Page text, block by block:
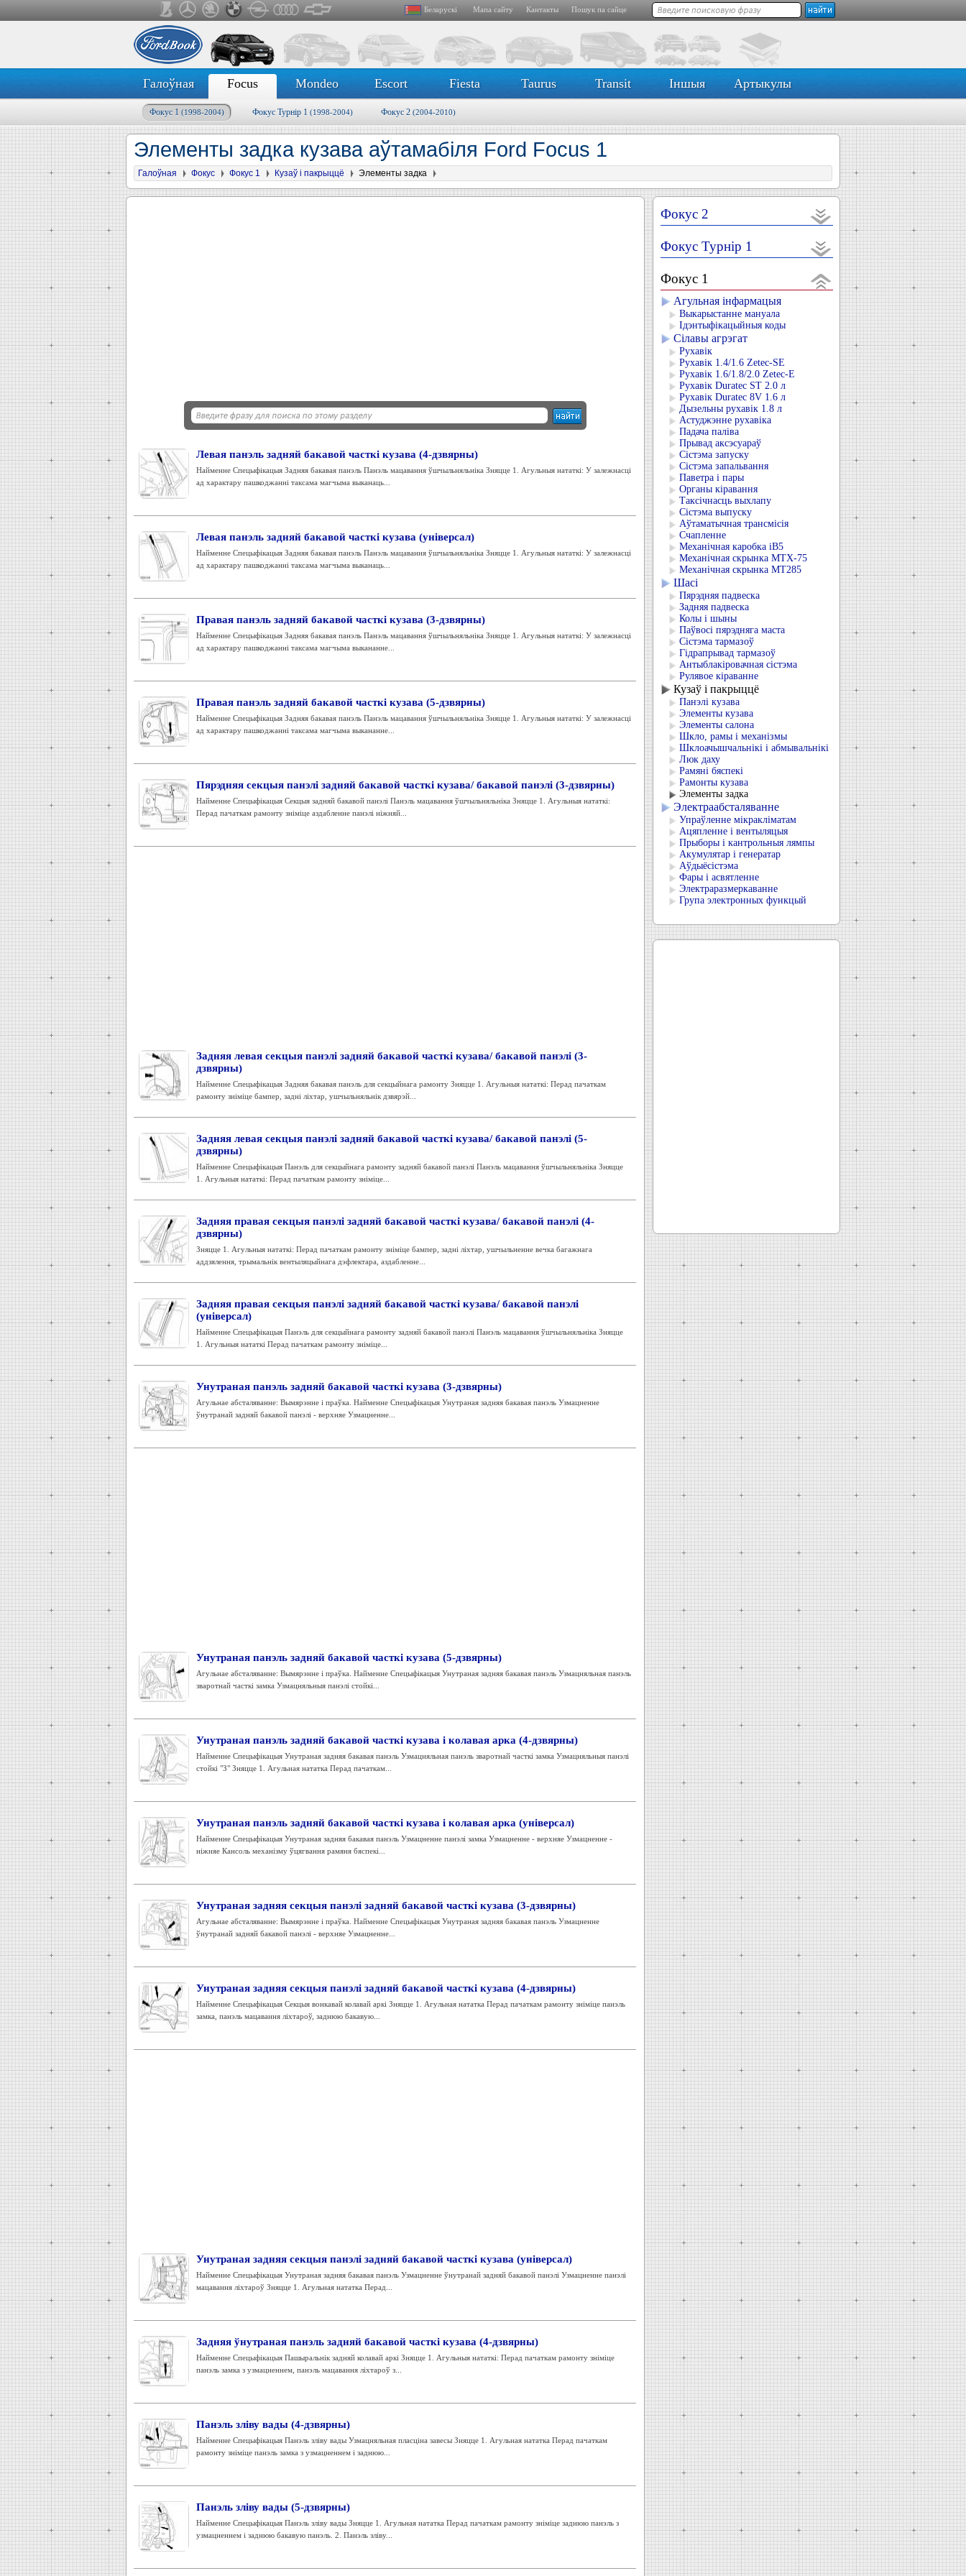
Беларускі Мапа сайту Кантакты Пошук па сайце
Галоўная Focus Mondeo Escort Fiesta Taurus Transit Іншыя Артыкулы
Фокус 1 (1998-2004) Фокус Турнір 1 (1998-2004) Фокус 2 (2004-2010)
Элементы задка кузава аўтамабіля Ford Focus 1
Галоўная Фокус Фокус 1 Кузаў і пакрыццё Элементы задка
Левая панэль задняй бакавой часткі кузава (4-дзвярны)
Найменне Спецыфікацыя Задняя бакавая панэль Панэль мацавання ўшчыльняльніка Зняцце 1. Агульныя нататкі: У залежнасці
ад характару пашкоджанні таксама магчыма выканаць...
Левая панэль задняй бакавой часткі кузава (універсал)
Найменне Спецыфікацыя Задняя бакавая панэль Панэль мацавання ўшчыльняльніка Зняцце 1. Агульныя нататкі: У залежнасці
ад характару пашкоджанні таксама магчыма выканаць...
Правая панэль задняй бакавой часткі кузава (3-дзвярны)
Найменне Спецыфікацыя Задняя бакавая панэль Панэль мацавання ўшчыльняльніка Зняцце 1. Агульныя нататкі: У залежнасці
ад характару пашкоджанні таксама магчыма выкананне...
Правая панэль задняй бакавой часткі кузава (5-дзвярны)
Найменне Спецыфікацыя Задняя бакавая панэль Панэль мацавання ўшчыльняльніка Зняцце 1. Агульныя нататкі: У залежнасці
ад характару пашкоджанні таксама магчыма выкананне...
Пярэдняя секцыя панэлі задняй бакавой часткі кузава/ бакавой панэлі (3-дзвярны)
Найменне Спецыфікацыя Секцыя задняй бакавой панэлі Панэль мацавання ўшчыльняльніка Зняцце 1. Агульныя нататкі:
Перад пачаткам рамонту зніміце аздабленне панэлі ніжняй...
Задняя левая секцыя панэлі задняй бакавой часткі кузава/ бакавой панэлі (3-
дзвярны)
Найменне Спецыфікацыя Задняя бакавая панэль для секцыйнага рамонту Зняцце 1. Агульныя нататкі: Перад пачаткам
рамонту зніміце бампер, задні ліхтар, ушчыльняльнік дзвярэй...
Задняя левая секцыя панэлі задняй бакавой часткі кузава/ бакавой панэлі (5-
дзвярны)
Найменне Спецыфікацыя Панэль для секцыйнага рамонту задняй бакавой панэлі Панэль мацавання ўшчыльняльніка Зняцце
1. Агульныя нататкі: Перад пачаткам рамонту зніміце...
Задняя правая секцыя панэлі задняй бакавой часткі кузава/ бакавой панэлі (4-
дзвярны)
Зняцце 1. Агульныя нататкі: Перад пачаткам рамонту зніміце бампер, задні ліхтар, ушчыльненне вечка багажнага
аддзялення, трымальнік вентыляцыйнага дэфлектара, аздабленне...
Задняя правая секцыя панэлі задняй бакавой часткі кузава/ бакавой панэлі
(універсал)
Найменне Спецыфікацыя Панэль для секцыйнага рамонту задняй бакавой панэлі Панэль мацавання ўшчыльняльніка Зняцце
1. Агульныя нататкі Перад пачаткам рамонту зніміце...
Унутраная панэль задняй бакавой часткі кузава (3-дзвярны)
Агульнае абсталяванне: Вымярэнне і праўка. Найменне Спецыфікацыя Унутраная задняя бакавая панэль Узмацненне
ўнутранай задняй бакавой панэлі - верхняе Узмацненне...
Унутраная панэль задняй бакавой часткі кузава (5-дзвярны)
Агульнае абсталяванне: Вымярэнне і праўка. Найменне Спецыфікацыя Унутраная задняя бакавая панэль Узмацняльная панэль
зваротнай часткі замка Узмацняльныя панэлі стойкі...
Унутраная панэль задняй бакавой часткі кузава і колавая арка (4-дзвярны)
Найменне Спецыфікацыя Унутраная задняя бакавая панэль Узмацняльная панэль зваротнай часткі замка Узмацняльныя панэлі
стойкі "З" Зняцце 1. Агульная нататка Перад пачаткам...
Унутраная панэль задняй бакавой часткі кузава і колавая арка (універсал)
Найменне Спецыфікацыя Унутраная задняя бакавая панэль Узмацненне панэлі замка Узмацненне - верхняе Узмацненне -
ніжняе Кансоль механізму ўцягвання рамяня бяспекі...
Унутраная задняя секцыя панэлі задняй бакавой часткі кузава (3-дзвярны)
Агульнае абсталяванне: Вымярэнне і праўка. Найменне Спецыфікацыя Унутраная задняя бакавая панэль Узмацненне
ўнутранай задняй бакавой панэлі - верхняе Узмацненне...
Унутраная задняя секцыя панэлі задняй бакавой часткі кузава (4-дзвярны)
Найменне Спецыфікацыя Секцыя вонкавай колавай аркі Зняцце 1. Агульная нататка Перад пачаткам рамонту зніміце панэль
замка, панэль мацавання ліхтароў, заднюю бакавую...
Унутраная задняя секцыя панэлі задняй бакавой часткі кузава (універсал)
Найменне Спецыфікацыя Унутраная задняя бакавая панэль Узмацненне ўнутранай задняй бакавой панэлі Узмацненне панэлі
мацавання ліхтароў Зняцце 1. Агульная нататка Перад...
Задняя ўнутраная панэль задняй бакавой часткі кузава (4-дзвярны)
Найменне Спецыфікацыя Пашыральнік задняй колавай аркі Зняцце 1. Агульныя нататкі: Перад пачаткам рамонту зніміце
панэль замка з узмацненнем, панэль мацавання ліхтароў з...
Панэль зліву вады (4-дзвярны)
Найменне Спецыфікацыя Панэль зліву вады Узмацняльная пласціна завесы Зняцце 1. Агульная нататка Перад пачаткам
рамонту зніміце панэль замка з узмацненнем і заднюю...
Панэль зліву вады (5-дзвярны)
Найменне Спецыфікацыя Панэль зліву вады Зняцце 1. Агульная нататка Перад пачаткам рамонту зніміце заднюю панэль з
узмацненнем і заднюю бакавую панэль. 2. Панэль зліву...
Фокус 2
Фокус Турнір 1
Фокус 1
Агульная інфармацыя
Выкарыстанне мануала
Ідэнтыфікацыйныя коды
Сілавы агрэгат
Рухавік
Рухавік 1.4/1.6 Zetec-SE
Рухавік 1.6/1.8/2.0 Zetec-E
Рухавік Duratec ST 2.0 л
Рухавік Duratec 8V 1.6 л
Дызельны рухавік 1.8 л
Астуджэнне рухавіка
Падача паліва
Прывад аксэсуараў
Сістэма запуску
Сістэма запальвання
Паветра і пары
Органы кіравання
Таксічнасць выхлапу
Сістэма выпуску
Аўтаматычная трансмісія
Счапленне
Механічная каробка iB5
Механічная скрынка MTX-75
Механічная скрынка MT285
Шасі
Пярэдняя падвеска
Задняя падвеска
Колы і шыны
Паўвосі пярэдняга маста
Сістэма тармазоў
Гідрапрывад тармазоў
Антыблакіровачная сістэма
Рулявое кіраванне
Кузаў і пакрыццё
Панэлі кузава
Элементы кузава
Элементы салона
Шкло, рамы і механізмы
Шклоачышчальнікі і абмывальнікі
Люк даху
Рамяні бяспекі
Рамонты кузава
Элементы задка
Электраабсталяванне
Упраўленне мікракліматам
Ацяпленне і вентыляцыя
Прыборы і кантрольныя лямпы
Акумулятар і генератар
Аўдыёсістэма
Фары і асвятленне
Электраразмеркаванне
Група электронных функцый